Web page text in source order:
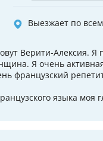
Выезжает по
Верити-Алексия.
Я очень
французский
языка моя